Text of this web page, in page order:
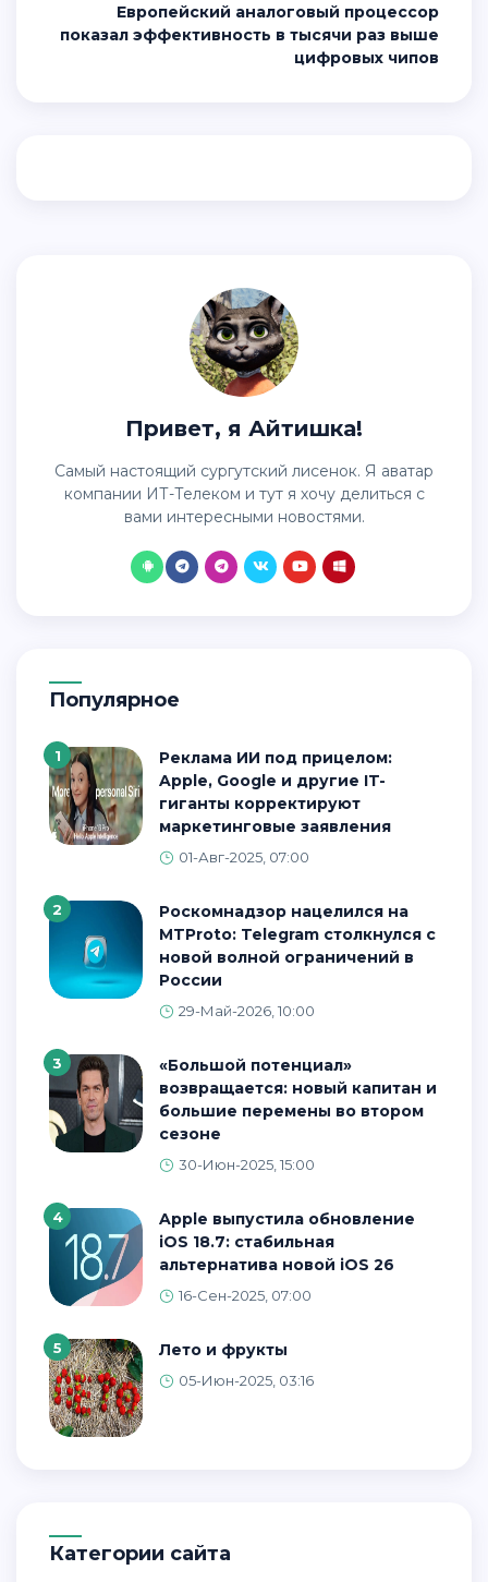
Европейский аналоговый процессор
показал эффективность в тысячи раз выше
цифровых чипов
Привет, я Айтишка!
Самый настоящий сургутский лисенок. Я аватар
компании ИТ-Телеком и тут я хочу делиться с
вами интересными новостями.
Популярное
1
Реклама ИИ под прицелом:
Apple, Google и другие IT-
гиганты корректируют
маркетинговые заявления
01-Авг-2025, 07:00
2
Роскомнадзор нацелился на
MTProto: Telegram столкнулся с
новой волной ограничений в
России
29-Май-2026, 10:00
3
«Большой потенциал»
возвращается: новый капитан и
большие перемены во втором
сезоне
30-Июн-2025, 15:00
4
Apple выпустила обновление
iOS 18.7: стабильная
альтернатива новой iOS 26
16-Сен-2025, 07:00
5 Лето и фрукты
05-Июн-2025, 03:16
Категории сайта